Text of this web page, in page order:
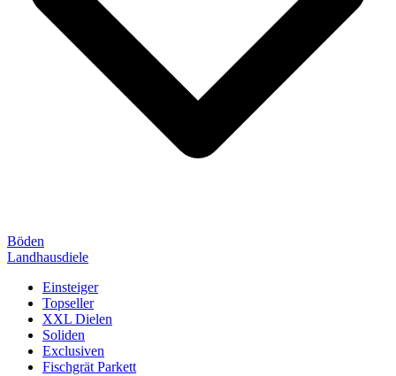
Böden
Landhausdiele
Einsteiger
Topseller
XXL Dielen
Soliden
Exclusiven
Fischgrät Parkett